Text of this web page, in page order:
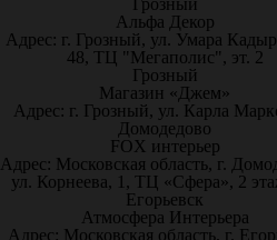
Грозный
Альфа Декор
Адрес: г. Грозный, ул. Умара
48, ТЦ "Мегаполис", эт. 2
Грозный
Магазин «Джем»
Адрес: г. Грозный, ул. Карла
Домодедово
FOX интерьер
Адрес: Московская область, г.
ул. Корнеева, 1, ТЦ «Сфера», 2
Егорьевск
Атмосфера Интерьера
Адрес: Московская область, г.